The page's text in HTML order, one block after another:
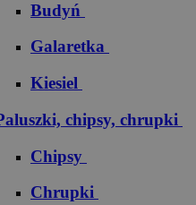
Budyń
Galaretka
Kiesiel
chipsy, chrupki
Chipsy
Chrupki